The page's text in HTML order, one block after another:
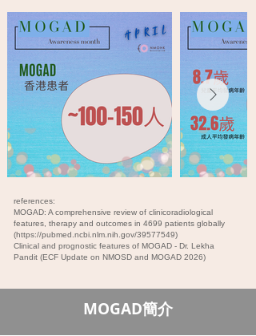
references:
MOGAD: A comprehensive review of clinicoradiological
features, therapy and outcomes in 4699 patients globally
(https://pubmed.ncbi.nlm.nih.gov/39577549)
Clinical and prognostic features of MOGAD - Dr. Lekha
Pandit (ECF Update on NMOSD and MOGAD 2026)
MOGAD簡介